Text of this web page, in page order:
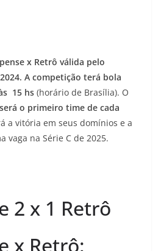
x Retrô válida pelo
A competição terá bola
15 hs (horário de Brasília). O
será o primeiro time de cada
a vitória em seus domínios e a
vaga na Série C de 2025.
2 x 1 Retrô
x Retrô: